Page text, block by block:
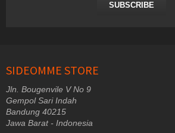
SUBSCRIBE
SIDEOMME STORE
Jln. Bougenvile V No 9
Gempol Sari Indah
Bandung 40215
Jawa Barat - Indonesia